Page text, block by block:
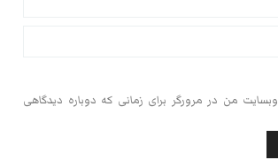
من در مرورگر برای زمانی که دوباره دیدگاهی